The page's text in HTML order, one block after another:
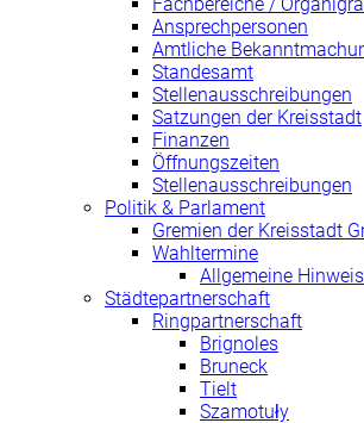
Ansprechpersonen
Amtliche
Standesamt
Stellenausschreibungen
Satzungen der Kreisstadt
Finanzen
Öffnungszeiten
Stellenausschreibungen
Politik & Parlament
Gremien der Kreisstadt
Wahltermine
Allgemeine
Städtepartnerschaft
Ringpartnerschaft
Brignoles
Bruneck
Tielt
Szamotuły